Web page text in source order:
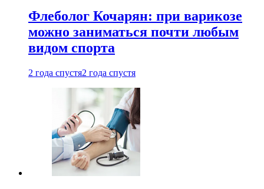
Флеболог Кочарян: при варикозе
можно заниматься почти любым
видом спорта
2 года спустя2 года спустя